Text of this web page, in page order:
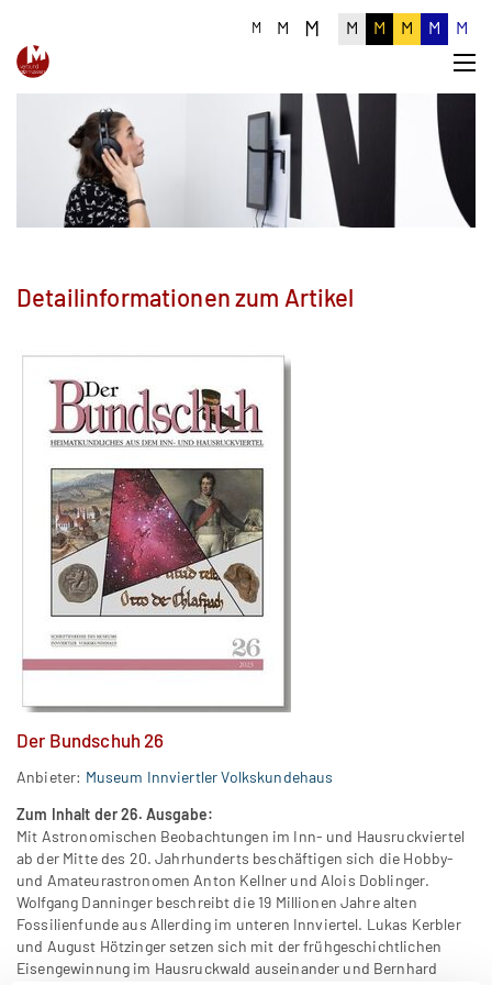
M M M M M M M M
Detailinformationen zum Artikel
Der Bundschuh 26
Anbieter: Museum Innviertler Volkskundehaus
Zum Inhalt der 26. Ausgabe:
Mit Astronomischen Beobachtungen im Inn- und Hausruckviertel
ab der Mitte des 20. Jahrhunderts beschäftigen sich die Hobby-
und Amateurastronomen Anton Kellner und Alois Doblinger.
Wolfgang Danninger beschreibt die 19 Millionen Jahre alten
Fossilienfunde aus Allerding im unteren Innviertel. Lukas Kerbler
und August Hötzinger setzen sich mit der frühgeschichtlichen
Eisengewinnung im Hausruckwald auseinander und Bernhard